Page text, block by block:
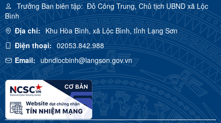
Trưởng Ban biên tập:Đỗ Công Trung, Chủ tịch UBND xã Lộc
Bình
Địa chỉ: Khu Hòa Bình, xã Lộc Bình, tỉnh Lạng Sơn
Điện thoại: 02053.842.988
Email: ubndlocbinh@langson.gov.vn